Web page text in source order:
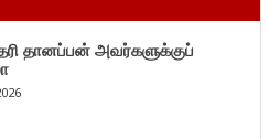
தானப்பன் அவர்களுக்குப்